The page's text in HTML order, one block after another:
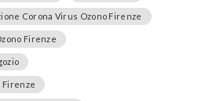
Corona Virus Ozono Firenze
Firenze
Firenze